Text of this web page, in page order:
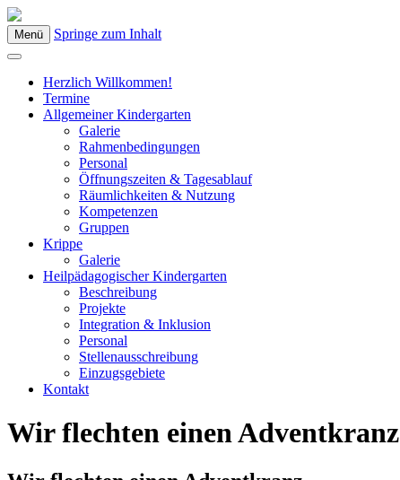
Kindergarten Bad Blumau
Menü Springe zum Inhalt
Herzlich Willkommen!
Termine
Allgemeiner Kindergarten
Galerie
Rahmenbedingungen
Personal
Öffnungszeiten & Tagesablauf
Räumlichkeiten & Nutzung
Kompetenzen
Gruppen
Krippe
Galerie
Heilpädagogischer Kindergarten
Beschreibung
Projekte
Integration & Inklusion
Personal
Stellenausschreibung
Einzugsgebiete
Kontakt
Wir flechten einen Adventkranz